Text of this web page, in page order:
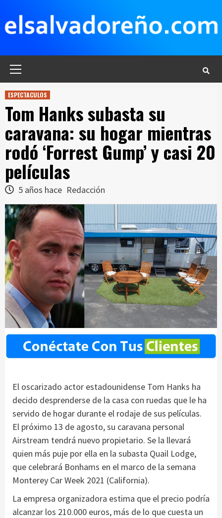
contenido
ESPECTACULOS
Tom Hanks subasta su
caravana: su hogar mientras
rodó ‘Forrest Gump’ y casi 20
películas
5 años hace Redacción
El oscarizado actor estadounidense Tom Hanks ha
decido desprenderse de la casa con ruedas que le ha
servido de hogar durante el rodaje de sus películas.
El próximo 13 de agosto, su caravana personal
Airstream tendrá nuevo propietario. Se la llevará
quien más puje por ella en la subasta Quail Lodge,
que celebrará Bonhams en el marco de la semana
Monterey Car Week 2021 (California).
La empresa organizadora estima que el precio podría
alcanzar los 210.000 euros, más de lo que cuesta un